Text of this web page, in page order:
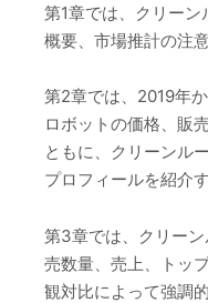
第1章では、クリー
概要、市場推計の注
第2章では、2019年
ロボットの価格、販
ともに、クリーンル
プロフィールを紹介す
第3章では、クリー
売数量、売上、トッ
観対比によって強調